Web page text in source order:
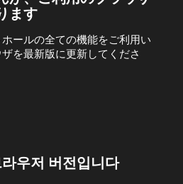
ます
ールの全ての機能をご利用い
を最新版に更新してくださ
우저 버전입니다